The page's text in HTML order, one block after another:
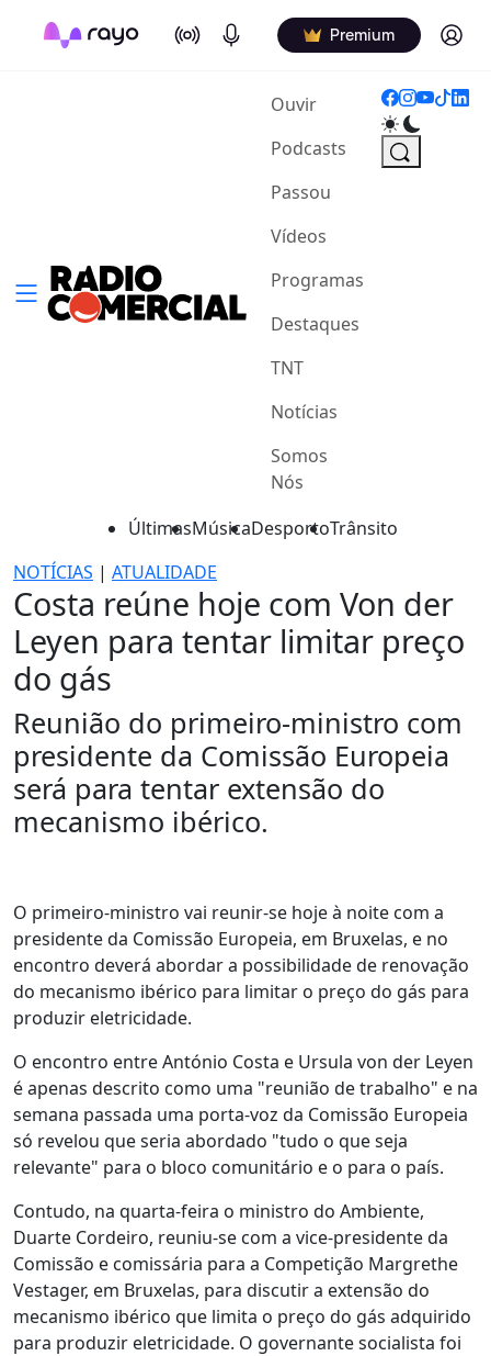
On Air Podcasts Premium Log in
Ouvir(current)
Podcasts
Passou
Vídeos
Programas
Destaques
TNT
Notícias
Somos
Nós
ÚltimasMúsicaDesportoTrânsito
NOTÍCIAS | ATUALIDADE
Costa reúne hoje com Von der
Leyen para tentar limitar preço
do gás
Reunião do primeiro-ministro com
presidente da Comissão Europeia
será para tentar extensão do
mecanismo ibérico.
O primeiro-ministro vai reunir-se hoje à noite com a
presidente da Comissão Europeia, em Bruxelas, e no
encontro deverá abordar a possibilidade de renovação
do mecanismo ibérico para limitar o preço do gás para
produzir eletricidade.
O encontro entre António Costa e Ursula von der Leyen
é apenas descrito como uma "reunião de trabalho" e na
semana passada uma porta-voz da Comissão Europeia
só revelou que seria abordado "tudo o que seja
relevante" para o bloco comunitário e o para o país.
Contudo, na quarta-feira o ministro do Ambiente,
Duarte Cordeiro, reuniu-se com a vice-presidente da
Comissão e comissária para a Competição Margrethe
Vestager, em Bruxelas, para discutir a extensão do
mecanismo ibérico que limita o preço do gás adquirido
para produzir eletricidade. O governante socialista foi